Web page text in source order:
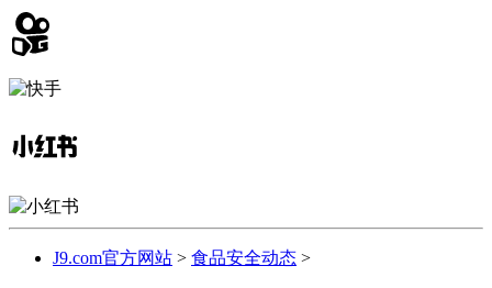
J9.com官方网站 > 食品安全动态 >